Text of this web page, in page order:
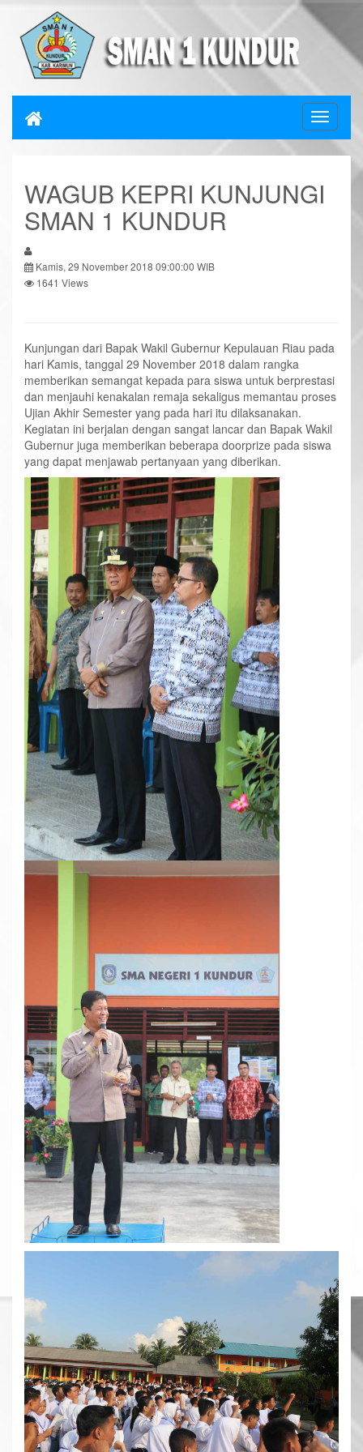
WAGUB KEPRI KUNJUNGI
SMAN 1 KUNDUR
Kamis, 29 November 2018 09:00:00 WIB
1641 Views
Kunjungan dari Bapak Wakil Gubernur Kepulauan Riau pada
hari Kamis, tanggal 29 November 2018 dalam rangka
memberikan semangat kepada para siswa untuk berprestasi
dan menjauhi kenakalan remaja sekaligus memantau proses
Ujian Akhir Semester yang pada hari itu dilaksanakan.
Kegiatan ini berjalan dengan sangat lancar dan Bapak Wakil
Gubernur juga memberikan beberapa doorprize pada siswa
yang dapat menjawab pertanyaan yang diberikan.